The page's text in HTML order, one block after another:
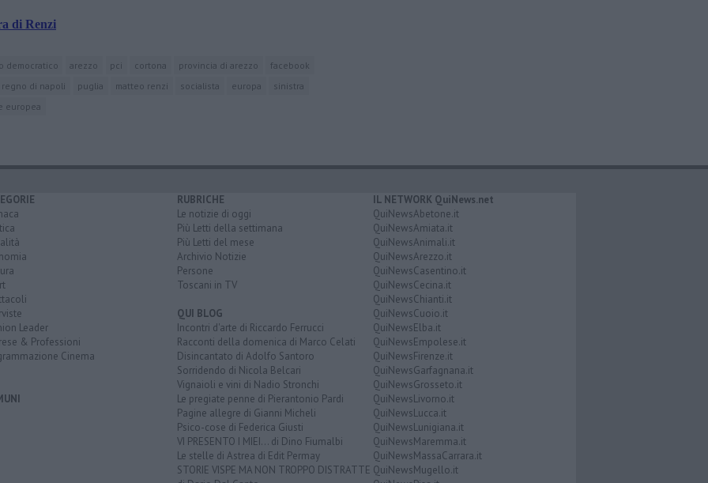
di Renzi
democratico arezzo pci cortona provincia di arezzo
facebook
regno di napoli puglia matteo renzi socialista europa
sinistra
europea
Leader
& Professioni
Cinema
RUBRICHE
Le notizie di oggi
Più Letti della settimana
Più Letti del mese
Archivio Notizie
Persone
Toscani in TV
QUI BLOG
Incontri d'arte di Riccardo Ferrucci
Racconti della domenica di Marco Celati
Disincantato di Adolfo Santoro
Sorridendo di Nicola Belcari
Vignaioli e vini di Nadio Stronchi
Le pregiate penne di Pierantonio Pardi
Pagine allegre di Gianni Micheli
Psico-cose di Federica Giusti
VI PRESENTO I MIEI... di Dino Fiumalbi
Le stelle di Astrea di Edit Permay
STORIE VISPE MA NON TROPPO DISTRATTE
IL NETWORK QuiNews.net
QuiNewsAbetone.it
QuiNewsAmiata.it
QuiNewsAnimali.it
QuiNewsArezzo.it
QuiNewsCasentino.it
QuiNewsCecina.it
QuiNewsChianti.it
QuiNewsCuoio.it
QuiNewsElba.it
QuiNewsEmpolese.it
QuiNewsFirenze.it
QuiNewsGarfagnana.it
QuiNewsGrosseto.it
QuiNewsLivorno.it
QuiNewsLucca.it
QuiNewsLunigiana.it
QuiNewsMaremma.it
QuiNewsMassaCarrara.it
QuiNewsMugello.it